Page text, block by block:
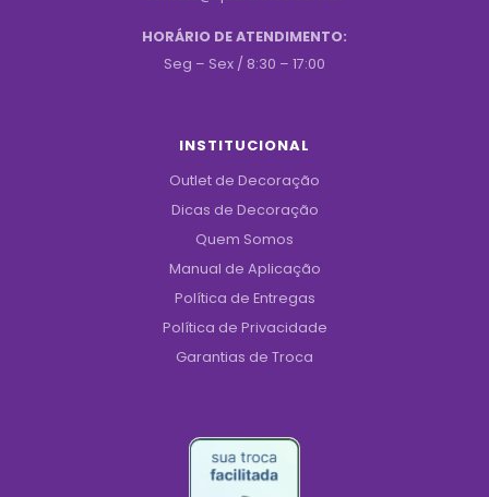
HORÁRIO DE ATENDIMENTO:
Seg – Sex / 8:30 – 17:00
INSTITUCIONAL
Outlet de Decoração
Dicas de Decoração
Quem Somos
Manual de Aplicação
Política de Entregas
Política de Privacidade
Garantias de Troca